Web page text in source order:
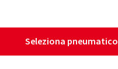
Seleziona pneumatico